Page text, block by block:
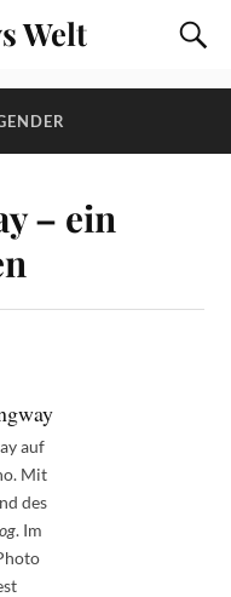
Welt
– ein
auf
Mit
des
. Im